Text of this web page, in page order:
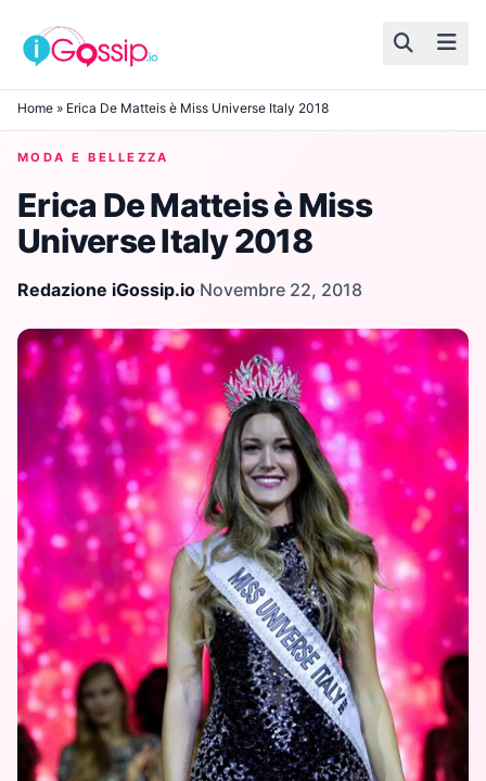
Skip to content
Home » Erica De Matteis è Miss Universe Italy 2018
MODA E BELLEZZA
Erica De Matteis è Miss
Universe Italy 2018
Redazione iGossip.io·Novembre 22, 2018